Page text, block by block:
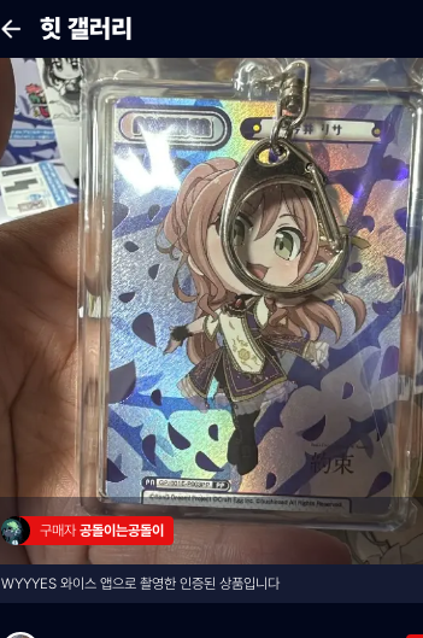
힛 갤러리
구매자 공돌이는공돌이
WYYYES 와이스 앱으로 촬영한 인증된 상품입니다